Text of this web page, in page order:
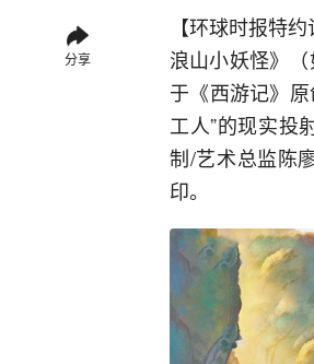
分享
【环球时报特
浪山小妖怪》
于《西游记》
工人”的现实投
制/艺术总监陈
印。